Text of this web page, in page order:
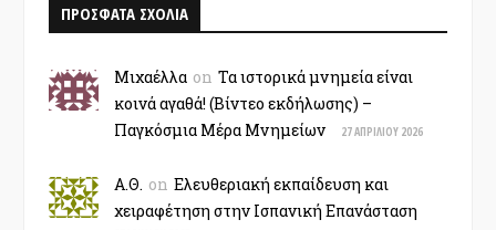
ΠΡΟΣΦΑΤΑ ΣΧΟΛΙΑ
Μιχαέλλα on Τα ιστορικά μνημεία είναι
κοινά αγαθά! (Βίντεο εκδήλωσης) –
Παγκόσμια Μέρα Μνημείων
27 ΑΠΡΙΛΊΟΥ 2026
Α.Θ. on Ελευθεριακή εκπαίδευση και
χειραφέτηση στην Ισπανική Επανάσταση